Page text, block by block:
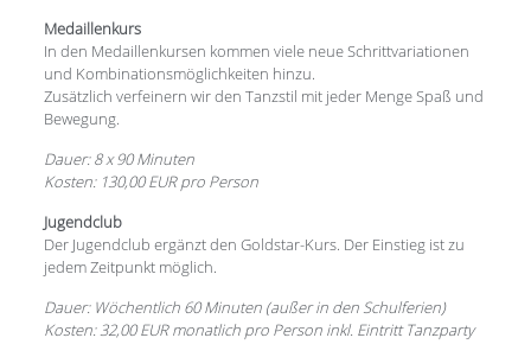
Medaillenkurs
In den Medaillenkursen kommen viele neue Schrittvariationen
und Kombinationsmöglichkeiten hinzu.
Zusätzlich verfeinern wir den Tanzstil mit jeder Menge Spaß und
Bewegung.
Dauer: 8 x 90 Minuten
Kosten: 130,00 EUR pro Person
Jugendclub
Der Jugendclub ergänzt den Goldstar-Kurs. Der Einstieg ist zu
jedem Zeitpunkt möglich.
Dauer: Wöchentlich 60 Minuten (außer in den Schulferien)
Kosten: 32,00 EUR monatlich pro Person inkl. Eintritt Tanzparty